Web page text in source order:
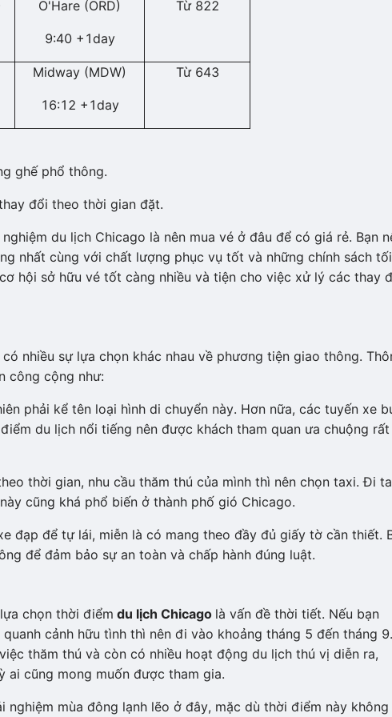
O'Hare (ORD)
9:40 +1day
Từ 822
Midway (MDW)
16:12 +1day
Từ 643
ghế phổ thông.
đổi theo thời gian đặt.
du lịch Chicago là nên mua vé ở đâu để có giá rẻ. Bạn
nhất cùng với chất lượng phục vụ tốt và những chính sách
hội sở hữu vé tốt càng nhiều và tiện cho việc xử lý các thay
nhiều sự lựa chọn khác nhau về phương tiện giao thông.
công cộng như:
phải kể tên loại hình di chuyển này. Hơn nữa, các tuyến xe
du lịch nổi tiếng nên được khách tham quan ưa chuộng rất
thời gian, nhu cầu thăm thú của mình thì nên chọn taxi. Đi
cũng khá phổ biến ở thành phố gió Chicago.
đạp để tự lái, miễn là có mang theo đầy đủ giấy tờ cần thiết.
để đảm bảo sự an toàn và chấp hành đúng luật.
chọn thời điểm du lịch Chicago là vấn đề thời tiết. Nếu bạn
cảnh hữu tình thì nên đi vào khoảng tháng 5 đến tháng 9.
thăm thú và còn có nhiều hoạt động du lịch thú vị diễn ra,
ai cũng mong muốn được tham gia.
mùa đông lạnh lẽo ở đây, mặc dù thời điểm này không